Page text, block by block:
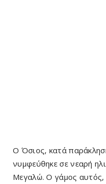
Ο Όσιος, κατά
νυμφεύθηκε σε νεαρή
Μεγαλώ. Ο γάμος αυτός,